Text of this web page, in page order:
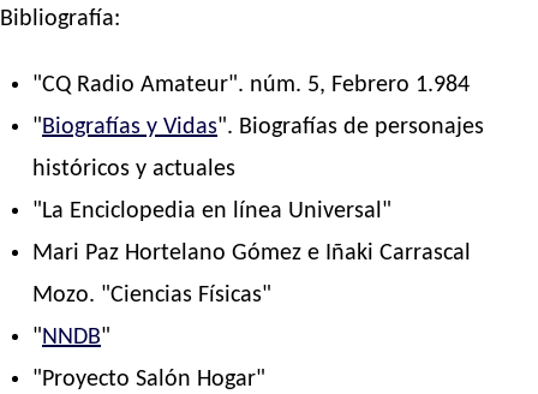
Bibliografía:
"CQ Radio Amateur". núm. 5, Febrero 1.984
"Biografías y Vidas". Biografías de personajes
históricos y actuales
"La Enciclopedia en línea Universal"
Mari Paz Hortelano Gómez e Iñaki Carrascal
Mozo. "Ciencias Físicas"
"NNDB"
"Proyecto Salón Hogar"